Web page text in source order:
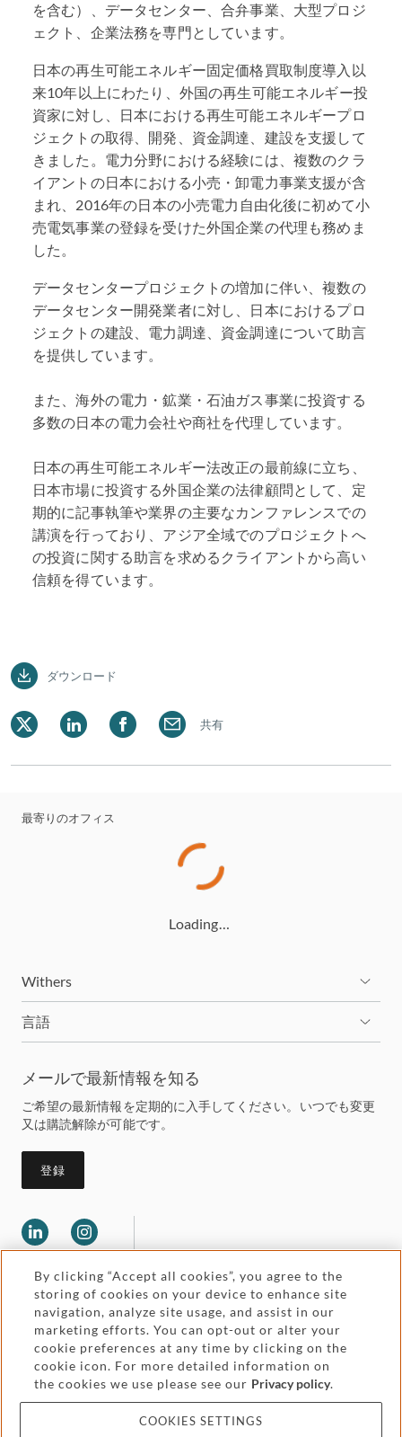
を含む）、データセンター、合弁事業、大型プロジ
ェクト、企業法務を専門としています。
日本の再生可能エネルギー固定価格買取制度導入以
来10年以上にわたり、外国の再生可能エネルギー投
資家に対し、日本における再生可能エネルギープロ
ジェクトの取得、開発、資金調達、建設を支援して
きました。電力分野における経験には、複数のクラ
イアントの日本における小売・卸電力事業支援が含
まれ、2016年の日本の小売電力自由化後に初めて小
売電気事業の登録を受けた外国企業の代理も務めま
した。
データセンタープロジェクトの増加に伴い、複数の
データセンター開発業者に対し、日本におけるプロ
ジェクトの建設、電力調達、資金調達について助言
を提供しています。
また、海外の電力・鉱業・石油ガス事業に投資する
多数の日本の電力会社や商社を代理しています。
日本の再生可能エネルギー法改正の最前線に立ち、
日本市場に投資する外国企業の法律顧問として、定
期的に記事執筆や業界の主要なカンファレンスでの
講演を行っており、アジア全域でのプロジェクトへ
の投資に関する助言を求めるクライアントから高い
信頼を得ています。
ダウンロード
共有
最寄りのオフィス
Loading…
Withers
言語
メールで最新情報を知る
ご希望の最新情報を定期的に入手してください。いつでも変更
又は購読解除が可能です。
登録
Legal and regulatory
Pricing
Cookies and privacy
Accessibility
Attorney advertising
By clicking “Accept all cookies”, you agree to the
storing of cookies on your device to enhance site
navigation, analyze site usage, and assist in our
marketing efforts. You can opt-out or alter your
cookie preferences at any time by clicking on the
cookie icon. For more detailed information on
the cookies we use please see our Privacy policy.
COOKIES SETTINGS